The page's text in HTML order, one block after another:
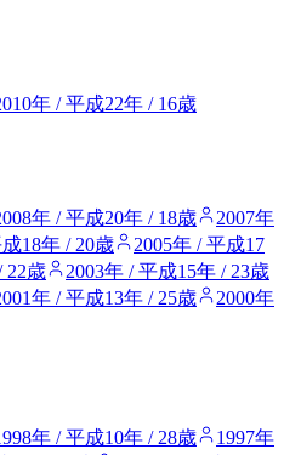
年 / 平成22年 / 16歳
年 / 平成20年 / 18歳
2007年
18年 / 20歳
2005年 / 平成17
22歳
2003年 / 平成15年 / 23歳
年 / 平成13年 / 25歳
2000年
年 / 平成10年 / 28歳
1997年